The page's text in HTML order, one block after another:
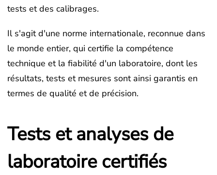
tests et des calibrages.
Il s'agit d'une norme internationale, reconnue dans
le monde entier, qui certifie la compétence
technique et la fiabilité d'un laboratoire, dont les
résultats, tests et mesures sont ainsi garantis en
termes de qualité et de précision.
Tests et analyses de
laboratoire certifiés